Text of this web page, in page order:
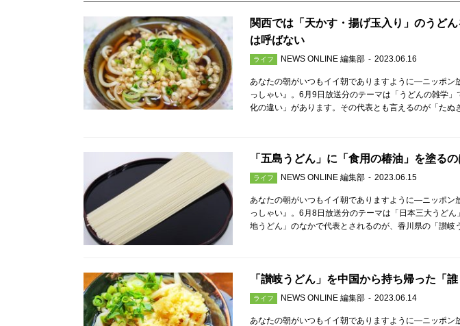
関西では「天かす・揚げ玉入り」のうど
は呼ばない
ライフ NEWS ONLINE 編集部 2023.06.16
あなたの朝がいつもイイ朝でありますように—ニッポン
っしゃい』。6月9日放送分のテーマは「うどんの雑学
化の違い」があります。その代表とも言えるのが「たぬ
「五島うどん」に「食用の椿油」を塗るの
ライフ NEWS ONLINE 編集部 2023.06.15
あなたの朝がいつもイイ朝でありますように—ニッポン
っしゃい』。6月8日放送分のテーマは「日本三大うど
地うどん」のなかで代表とされるのが、香川県の「讃岐
「讃岐うどん」を中国から持ち帰った「誰
ライフ NEWS ONLINE 編集部 2023.06.14
あなたの朝がいつもイイ朝でありますように—ニッポン